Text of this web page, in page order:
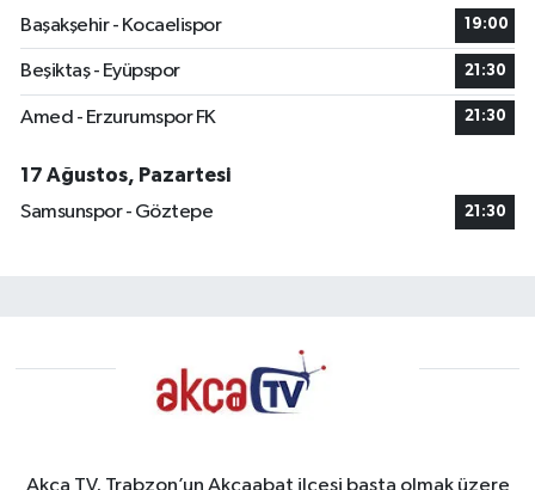
Başakşehir - Kocaelispor
19:00
Beşiktaş - Eyüpspor 21:30
Amed - Erzurumspor FK 21:30
17 Ağustos, Pazartesi
Samsunspor - Göztepe
21:30
Akça TV, Trabzon’un Akçaabat ilçesi başta olmak üzere